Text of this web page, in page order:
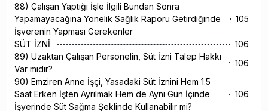
88) Çalışan Yaptığı İşle İlgili Bundan Sonra
Yapamayacağına Yönelik Sağlık Raporu Getirdiğinde
İşverenin Yapması Gerekenler
105
SÜT İZNİ
106
89) Uzaktan Çalışan Personelin, Süt İzni Talep Hakkı
Var mıdır?
106
90) Emziren Anne İşçi, Yasadaki Süt İznini Hem 1.5
Saat Erken İşten Ayrılmak Hem de Aynı Gün İçinde
İşyerinde Süt Sağma Şeklinde Kullanabilir mi?
106